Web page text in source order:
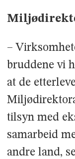
–
bruddene vi
at de
tilsyn med
samarbeid
andre land,